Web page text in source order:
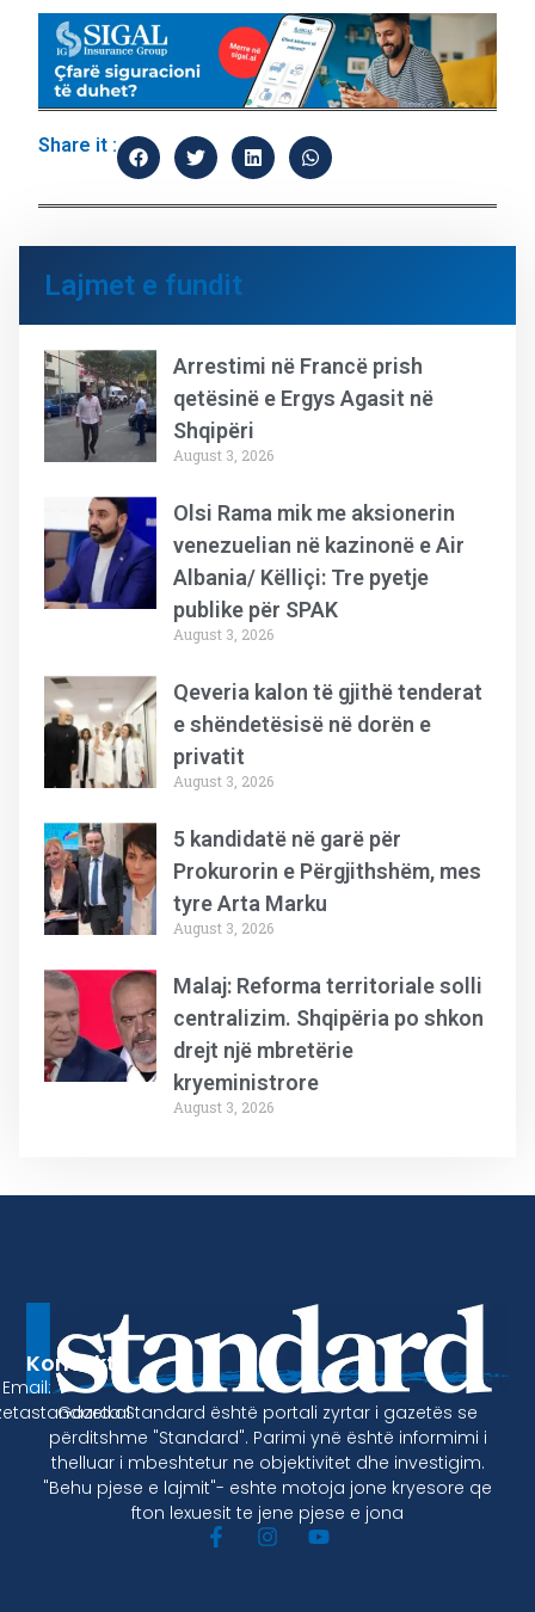
Share it :
Lajmet e fundit
Arrestimi në Francë prish
qetësinë e Ergys Agasit në
Shqipëri
August 3, 2026
Olsi Rama mik me aksionerin
venezuelian në kazinonë e Air
Albania/ Këlliçi: Tre pyetje
publike për SPAK
August 3, 2026
Qeveria kalon të gjithë tenderat
e shëndetësisë në dorën e
privatit
August 3, 2026
5 kandidatë në garë për
Prokurorin e Përgjithshëm, mes
tyre Arta Marku
August 3, 2026
Malaj: Reforma territoriale solli
centralizim. Shqipëria po shkon
drejt një mbretërie
kryeministrore
August 3, 2026
Gazeta Standard është portali zyrtar i gazetës se
përditshme "Standard". Parimi ynë është informimi i
thelluar i mbeshtetur ne objektivitet dhe investigim.
"Behu pjese e lajmit"- eshte motoja jone kryesore qe
fton lexuesit te jene pjese e jona
Kontakt
Email: